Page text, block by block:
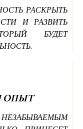
РАСКРЫТЬ
И РАЗВИТЬ
БУДЕТ
ОПЫТ